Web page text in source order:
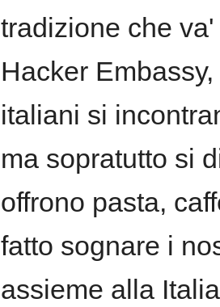
tradizione che
Hacker
italiani si
ma sopratutto si
offrono pasta,
fatto sognare i
assieme alla